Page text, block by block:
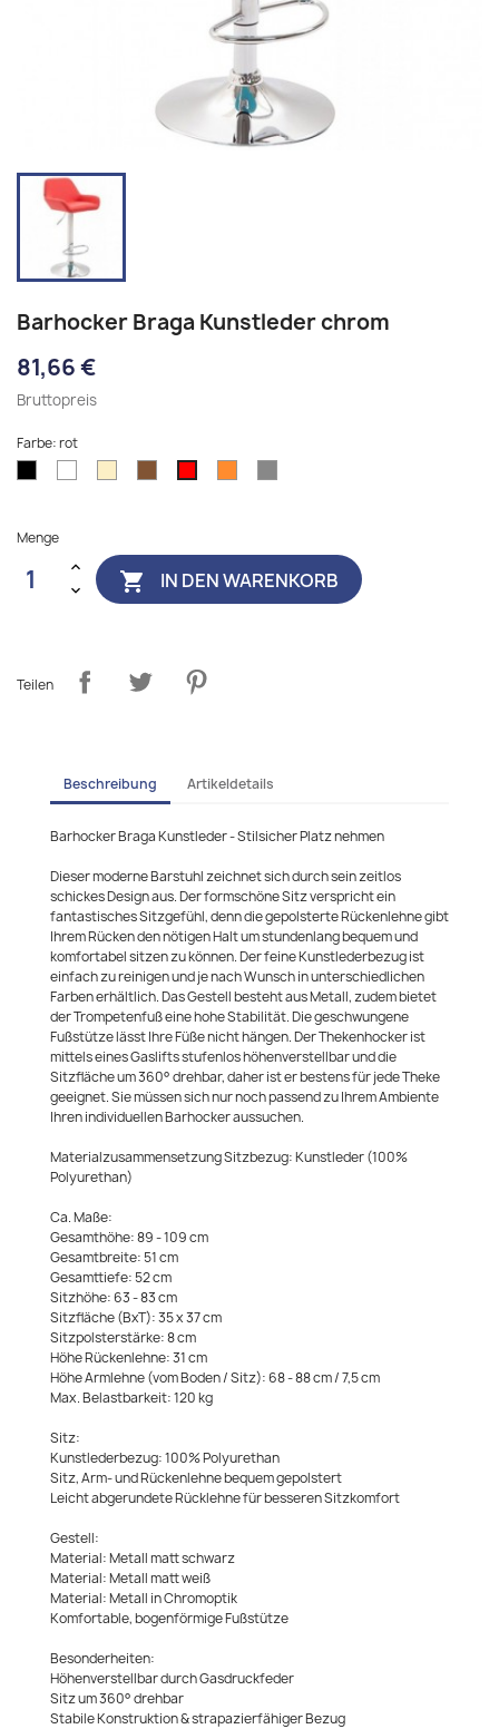
Barhocker Braga Kunstleder chrom
81,66 €
Bruttopreis
Farbe: rot
rot
Menge
 IN DEN WARENKORB
Teilen
Beschreibung Artikeldetails
Barhocker Braga Kunstleder - Stilsicher Platz nehmen
Dieser moderne Barstuhl zeichnet sich durch sein zeitlos
schickes Design aus. Der formschöne Sitz verspricht ein
fantastisches Sitzgefühl, denn die gepolsterte Rückenlehne gibt
Ihrem Rücken den nötigen Halt um stundenlang bequem und
komfortabel sitzen zu können. Der feine Kunstlederbezug ist
einfach zu reinigen und je nach Wunsch in unterschiedlichen
Farben erhältlich. Das Gestell besteht aus Metall, zudem bietet
der Trompetenfuß eine hohe Stabilität. Die geschwungene
Fußstütze lässt Ihre Füße nicht hängen. Der Thekenhocker ist
mittels eines Gaslifts stufenlos höhenverstellbar und die
Sitzfläche um 360° drehbar, daher ist er bestens für jede Theke
geeignet. Sie müssen sich nur noch passend zu Ihrem Ambiente
Ihren individuellen Barhocker aussuchen.
Materialzusammensetzung Sitzbezug: Kunstleder (100%
Polyurethan)
Ca. Maße:
Gesamthöhe: 89 - 109 cm
Gesamtbreite: 51 cm
Gesamttiefe: 52 cm
Sitzhöhe: 63 - 83 cm
Sitzfläche (BxT): 35 x 37 cm
Sitzpolsterstärke: 8 cm
Höhe Rückenlehne: 31 cm
Höhe Armlehne (vom Boden / Sitz): 68 - 88 cm / 7,5 cm
Max. Belastbarkeit: 120 kg
Sitz:
Kunstlederbezug: 100% Polyurethan
Sitz, Arm- und Rückenlehne bequem gepolstert
Leicht abgerundete Rücklehne für besseren Sitzkomfort
Gestell:
Material: Metall matt schwarz
Material: Metall matt weiß
Material: Metall in Chromoptik
Komfortable, bogenförmige Fußstütze
Besonderheiten:
Höhenverstellbar durch Gasdruckfeder
Sitz um 360° drehbar
Stabile Konstruktion & strapazierfähiger Bezug